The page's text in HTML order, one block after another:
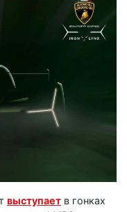
выступает в гонках